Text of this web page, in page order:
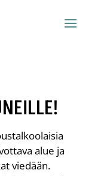
alue ja
viedään.